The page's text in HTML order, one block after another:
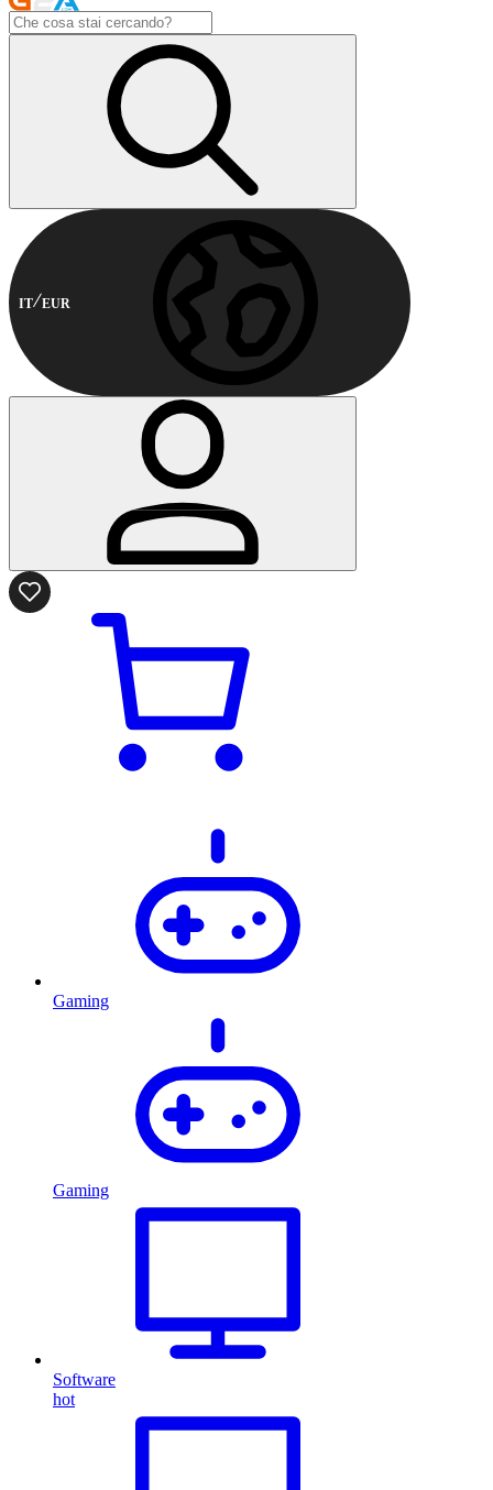
IT EUR
Gaming
Gaming
Software
hot